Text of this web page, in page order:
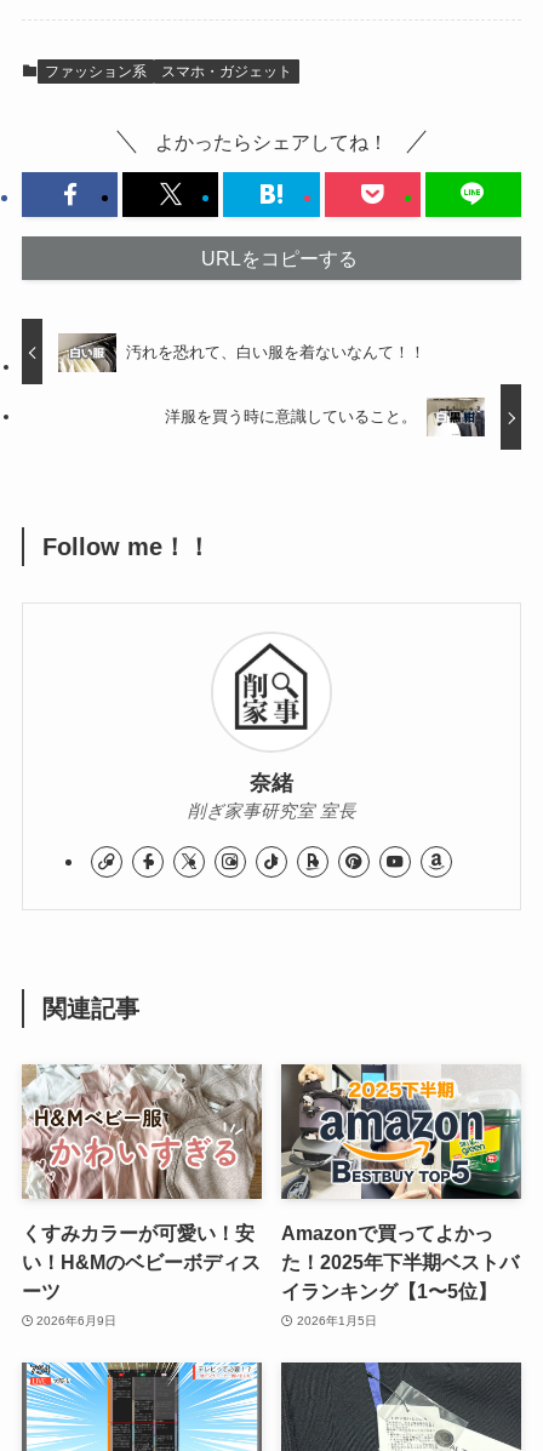
ファッション系 スマホ・ガジェット
よかったらシェアしてね！
URLをコピーする
汚れを恐れて、白い服を着ないなんて！！
洋服を買う時に意識していること。
Follow me！！
奈緒
削ぎ家事研究室 室長
関連記事
くすみカラーが可愛い！安
い！H&Mのベビーボディス
ーツ
2026年6月9日
Amazonで買ってよかっ
た！2025年下半期ベストバ
イランキング【1〜5位】
2026年1月5日